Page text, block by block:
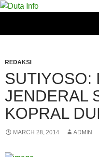
REDAKSI
SUTIYOSO:
JENDERAL
KOPRAL
MARCH 28, 2014 ADMIN